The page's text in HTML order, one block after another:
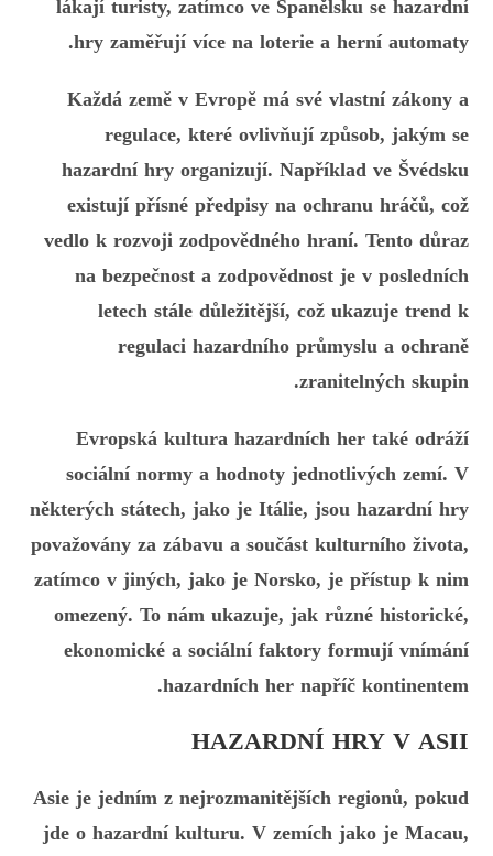
hry zaměřují více na loterie a herní automaty.
Každá země v Evropě má své vlastní zákony a
regulace, které ovlivňují způsob, jakým se
hazardní hry organizují. Například ve Švédsku
existují přísné předpisy na ochranu hráčů, což
vedlo k rozvoji zodpovědného hraní. Tento důraz
na bezpečnost a zodpovědnost je v posledních
letech stále důležitější, což ukazuje trend k
regulaci hazardního průmyslu a ochraně
zranitelných skupin.
Evropská kultura hazardních her také odráží
sociální normy a hodnoty jednotlivých zemí. V
některých státech, jako je Itálie, jsou hazardní hry
považovány za zábavu a součást kulturního života,
zatímco v jiných, jako je Norsko, je přístup k nim
omezený. To nám ukazuje, jak různé historické,
ekonomické a sociální faktory formují vnímání
hazardních her napříč kontinentem.
HAZARDNÍ HRY V ASII
Asie je jedním z nejrozmanitějších regionů, pokud
jde o hazardní kulturu. V zemích jako je Macau,